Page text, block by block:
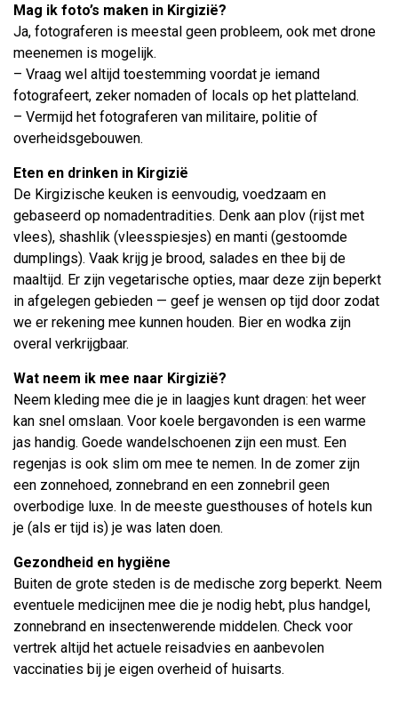
Mag ik foto’s maken in Kirgizië?
Ja, fotograferen is meestal geen probleem, ook met drone
meenemen is mogelijk.
– Vraag wel altijd toestemming voordat je iemand
fotografeert, zeker nomaden of locals op het platteland.
– Vermijd het fotograferen van militaire, politie of
overheidsgebouwen.
Eten en drinken in Kirgizië
De Kirgizische keuken is eenvoudig, voedzaam en
gebaseerd op nomadentradities. Denk aan plov (rijst met
vlees), shashlik (vleesspiesjes) en manti (gestoomde
dumplings). Vaak krijg je brood, salades en thee bij de
maaltijd. Er zijn vegetarische opties, maar deze zijn beperkt
in afgelegen gebieden — geef je wensen op tijd door zodat
we er rekening mee kunnen houden. Bier en wodka zijn
overal verkrijgbaar.
Wat neem ik mee naar Kirgizië?
Neem kleding mee die je in laagjes kunt dragen: het weer
kan snel omslaan. Voor koele bergavonden is een warme
jas handig. Goede wandelschoenen zijn een must. Een
regenjas is ook slim om mee te nemen. In de zomer zijn
een zonnehoed, zonnebrand en een zonnebril geen
overbodige luxe. In de meeste guesthouses of hotels kun
je (als er tijd is) je was laten doen.
Gezondheid en hygiëne
Buiten de grote steden is de medische zorg beperkt. Neem
eventuele medicijnen mee die je nodig hebt, plus handgel,
zonnebrand en insectenwerende middelen. Check voor
vertrek altijd het actuele reisadvies en aanbevolen
vaccinaties bij je eigen overheid of huisarts.